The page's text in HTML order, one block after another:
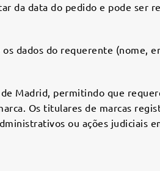
da data do pedido e pode ser
dados do requerente (nome,
Madrid, permitindo que
Os titulares de marcas
ou ações judiciais